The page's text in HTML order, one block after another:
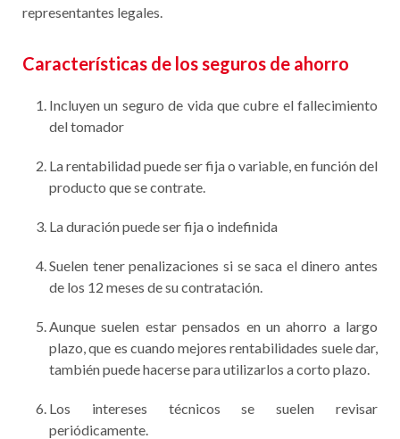
representantes legales.
Características de los seguros de ahorro
Incluyen un seguro de vida que cubre el fallecimiento
del tomador
La rentabilidad puede ser fija o variable, en función del
producto que se contrate.
La duración puede ser fija o indefinida
Suelen tener penalizaciones si se saca el dinero antes
de los 12 meses de su contratación.
Aunque suelen estar pensados en un ahorro a largo
plazo, que es cuando mejores rentabilidades suele dar,
también puede hacerse para utilizarlos a corto plazo.
Los intereses técnicos se suelen revisar
periódicamente.